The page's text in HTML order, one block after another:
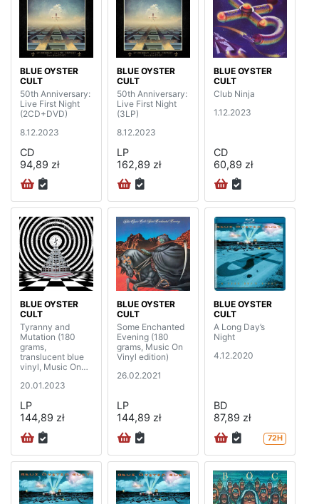
BLUE OYSTER
CULT
50th Anniversary:
Live First Night
(2CD+DVD)
8.12.2023
CD
94,89 zł
BLUE OYSTER
CULT
50th Anniversary:
Live First Night
(3LP)
8.12.2023
LP
162,89 zł
BLUE OYSTER
CULT
Club Ninja
1.12.2023
CD
60,89 zł
BLUE OYSTER
CULT
Tyranny and
Mutation (180
grams,
translucent blue
vinyl, Music On
20.01.2023
LP
144,89 zł
BLUE OYSTER
CULT
Some Enchanted
Evening (180
grams, Music On
Vinyl edition)
26.02.2021
LP
144,89 zł
BLUE OYSTER
CULT
A Long Day’s
Night
4.12.2020
BD
87,89 zł
72H